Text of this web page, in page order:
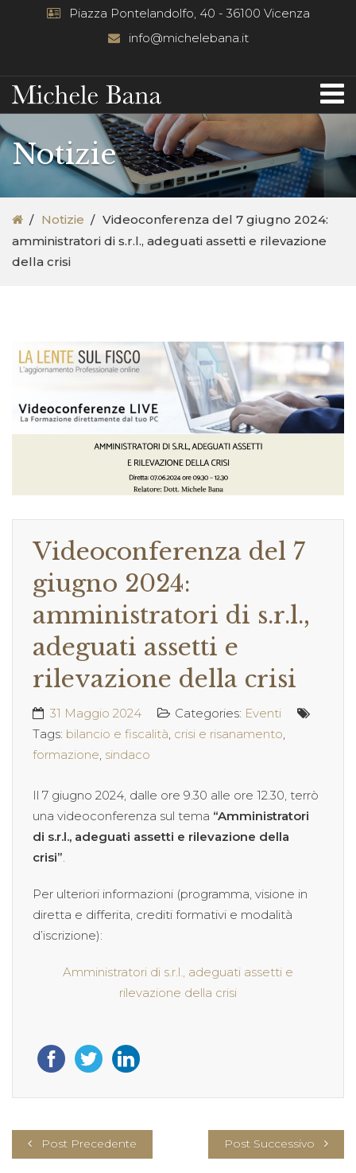
Piazza Pontelandolfo, 40 - 36100 Vicenza
info@michelebana.it
Notizie
Notizie
Videoconferenza del 7 giugno 2024:
amministratori di s.r.l., adeguati assetti e rilevazione
della crisi
Videoconferenza del 7
giugno 2024:
amministratori di s.r.l.,
adeguati assetti e
rilevazione della crisi
31 Maggio 2024 Categories: Eventi
Tags: bilancio e fiscalità, crisi e risanamento,
formazione, sindaco
Il 7 giugno 2024, dalle ore 9.30 alle ore 12.30, terrò
una videoconferenza sul tema “Amministratori
di s.r.l., adeguati assetti e rilevazione della
crisi”.
Per ulteriori informazioni (programma, visione in
diretta e differita, crediti formativi e modalità
d’iscrizione):
Amministratori di s.r.l., adeguati assetti e
rilevazione della crisi
Post Precedente Post Successivo